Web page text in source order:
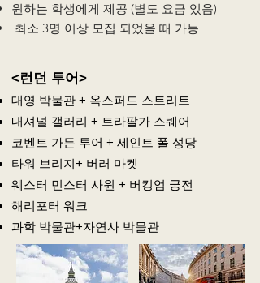
원하는 학생에게 제공 (별도 요금 있음)
최소 3명 이상 모집 되었을 때 가능
<런던 투어>
대영 박물관 + 옥스퍼드 스트리트
내셔널 갤러리 + 트라팔가 스퀘어
코벤트 가든 투어 + 세인트 폴 성당
타워 브리지+ 버러 마켓
웨스터 민스터 사원 + 버킹엄 궁전
해리포터 워크
과학 박물관+자연사 박물관